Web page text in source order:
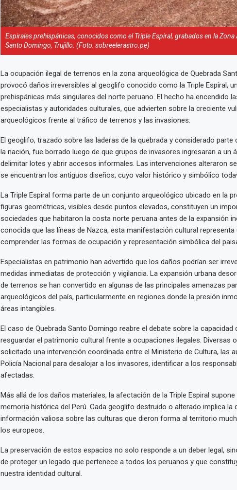
Espirales prehispánicas, conocidos como el Triple Espiral, grabados en la Zona
Santo Domingo, Trujillo. (Foto: sobreelerastro.pe)
La ocupación ilegal de terrenos en la zona arqueológica de Quebrada
provocó daños irreversibles al geoglifo conocido como la Triple Espiral,
prehispánicas más singulares del norte peruano. El hecho ha encendido
especialistas y autoridades culturales, que advierten sobre la creciente
arqueológicos frente al tráfico de terrenos y las invasiones.
El geoglifo, trazado sobre las laderas de la quebrada y considerado parte
la nación, fue borrado luego de que grupos de invasores ingresaran a un
delimitar lotes y abrir accesos informales. Las intervenciones alteraron
se encuentran los antiguos diseños, cuyo valor histórico y simbólico
La Triple Espiral forma parte de un conjunto arqueológico ubicado en la
figuras geométricas, visibles desde puntos elevados, constituyen un
sociedades que habitaron la costa norte peruana antes de la expansión
conocida que las líneas de Nazca, esta manifestación cultural representa
comprender las formas de ocupación y representación simbólica del
Especialistas en patrimonio han advertido que los daños podrían ser
medidas inmediatas de protección y vigilancia. La expansión urbana
de terrenos se han convertido en algunas de las principales amenazas
arqueológicos del país, particularmente en regiones donde la presión
áreas intangibles.
El caso de Quebrada Santo Domingo reabre el debate sobre la capacidad
resguardar el patrimonio cultural frente a ocupaciones ilegales. Diversas
solicitado una intervención coordinada entre el Ministerio de Cultura, las
Policía Nacional para desalojar a los invasores, identificar a los
afectadas.
Más allá de los daños materiales, la afectación de la Triple Espiral supone
memoria histórica del Perú. Cada geoglifo destruido o alterado implica la
información valiosa sobre las culturas que dieron forma al territorio
los europeos.
La preservación de estos espacios no solo responde a un deber legal,
de proteger un legado que pertenece a todos los peruanos y que
nuestra identidad cultural.